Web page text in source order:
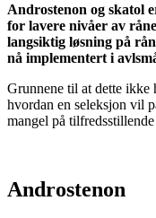
Androstenon og skatol
for lavere nivåer av
langsiktig løsning på
nå implementert i
Grunnene til at dette
hvordan en seleksjon vil
mangel på
Androstenon